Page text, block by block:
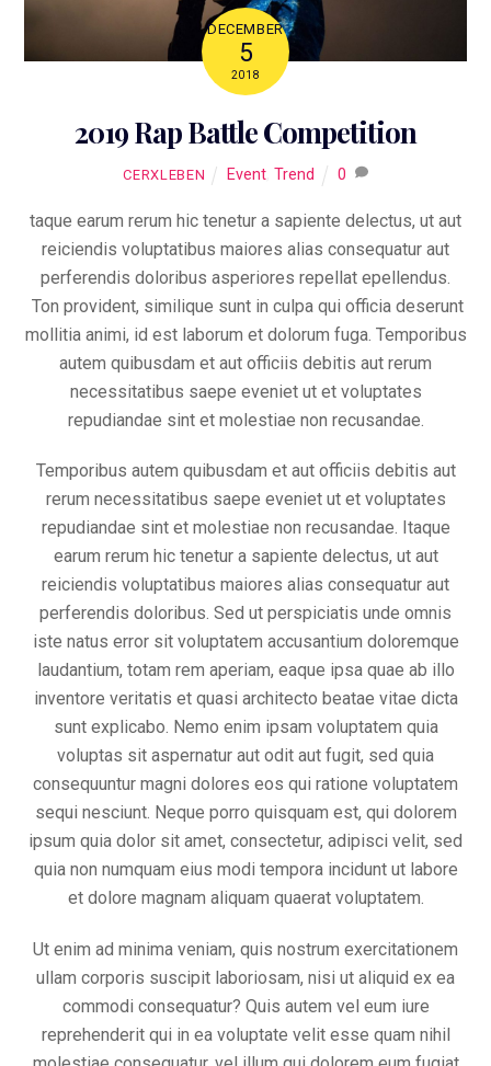
DECEMBER
5
2018
2019 Rap Battle Competition
CERXLEBEN Event, Trend 0
taque earum rerum hic tenetur a sapiente delectus, ut aut
reiciendis voluptatibus maiores alias consequatur aut
perferendis doloribus asperiores repellat epellendus.
Ton provident, similique sunt in culpa qui officia deserunt
mollitia animi, id est laborum et dolorum fuga. Temporibus
autem quibusdam et aut officiis debitis aut rerum
necessitatibus saepe eveniet ut et voluptates
repudiandae sint et molestiae non recusandae.
Temporibus autem quibusdam et aut officiis debitis aut
rerum necessitatibus saepe eveniet ut et voluptates
repudiandae sint et molestiae non recusandae. Itaque
earum rerum hic tenetur a sapiente delectus, ut aut
reiciendis voluptatibus maiores alias consequatur aut
perferendis doloribus. Sed ut perspiciatis unde omnis
iste natus error sit voluptatem accusantium doloremque
laudantium, totam rem aperiam, eaque ipsa quae ab illo
inventore veritatis et quasi architecto beatae vitae dicta
sunt explicabo. Nemo enim ipsam voluptatem quia
voluptas sit aspernatur aut odit aut fugit, sed quia
consequuntur magni dolores eos qui ratione voluptatem
sequi nesciunt. Neque porro quisquam est, qui dolorem
ipsum quia dolor sit amet, consectetur, adipisci velit, sed
quia non numquam eius modi tempora incidunt ut labore
et dolore magnam aliquam quaerat voluptatem.
Ut enim ad minima veniam, quis nostrum exercitationem
ullam corporis suscipit laboriosam, nisi ut aliquid ex ea
commodi consequatur? Quis autem vel eum iure
reprehenderit qui in ea voluptate velit esse quam nihil